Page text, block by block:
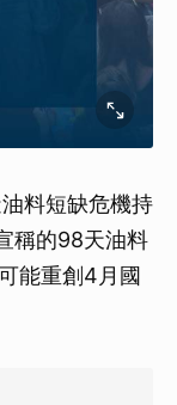
料短缺危機持
稱的98天油料
能重創4月國